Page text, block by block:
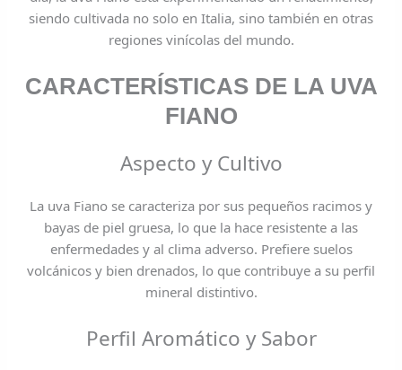
siendo cultivada no solo en Italia, sino también en otras
regiones vinícolas del mundo.
CARACTERÍSTICAS DE LA UVA
FIANO
Aspecto y Cultivo
La uva Fiano se caracteriza por sus pequeños racimos y
bayas de piel gruesa, lo que la hace resistente a las
enfermedades y al clima adverso. Prefiere suelos
volcánicos y bien drenados, lo que contribuye a su perfil
mineral distintivo.
Perfil Aromático y Sabor